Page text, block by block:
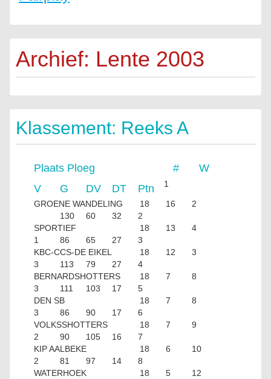
Archief: Lente 2003
Klassement: Reeks A
Plaats Ploeg #
W
V
G DV DT Ptn 1
GROENE WANDELING 18 16
2
130
60 32
2
SPORTIEF
18 13
4
1
86 65 27
3
KBC-CCS-DE EIKEL
18 12
3
3
113 79 27
4
BERNARDSHOTTERS
18 7
8
3
111 103 17
5
DEN SB
18 7
8
3
86 90 17
6
VOLKSSHOTTERS
18 7
9
2
90 105 16
7
KIP AALBEKE
18 6
10
2
81 97 14
8
WATERHOEK
18 5
12